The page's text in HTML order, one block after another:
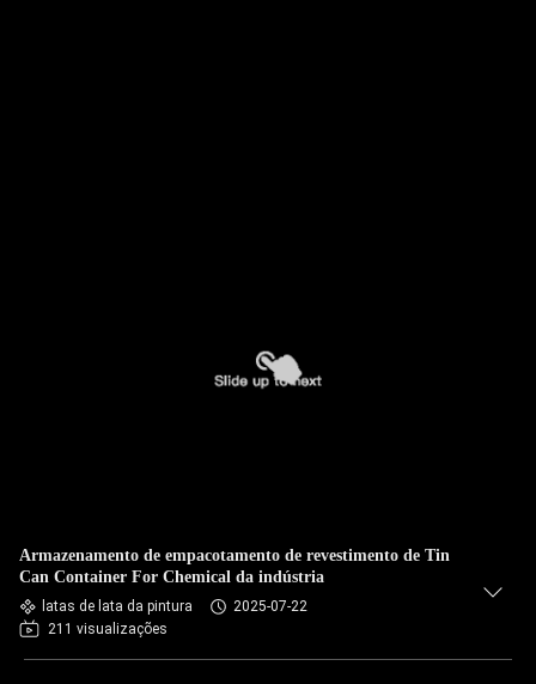
Armazenamento de empacotamento de revestimento de Tin
Can Container For Chemical da indústria
latas de lata da pintura
2025-07-22
211 visualizações